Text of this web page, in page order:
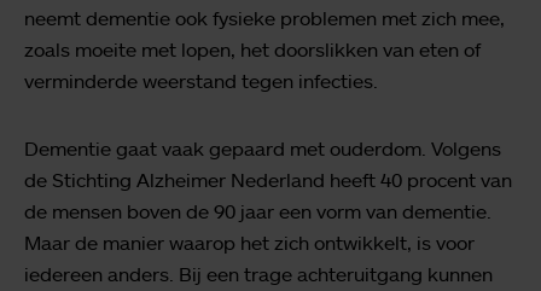
neemt dementie ook fysieke problemen met zich mee,
zoals moeite met lopen, het doorslikken van eten of
verminderde weerstand tegen infecties.
Dementie gaat vaak gepaard met ouderdom. Volgens
de Stichting Alzheimer Nederland heeft 40 procent van
de mensen boven de 90 jaar een vorm van dementie.
Maar de manier waarop het zich ontwikkelt, is voor
iedereen anders. Bij een trage achteruitgang kunnen